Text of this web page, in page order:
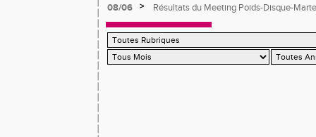
08/06
> Résultats du Meeting Poids-Disque-